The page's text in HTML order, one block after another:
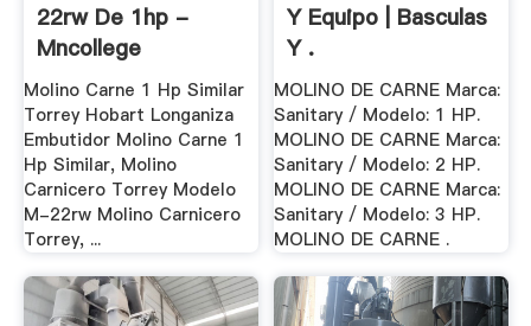
22rw De 1hp -
Mncollege
Molino Carne 1 Hp Similar
Torrey Hobart Longaniza
Embutidor Molino Carne 1
Hp Similar, Molino
Carnicero Torrey Modelo
M-22rw Molino Carnicero
Torrey, ...
Y Equipo | Basculas
Y .
MOLINO DE CARNE Marca:
Sanitary / Modelo: 1 HP.
MOLINO DE CARNE Marca:
Sanitary / Modelo: 2 HP.
MOLINO DE CARNE Marca:
Sanitary / Modelo: 3 HP.
MOLINO DE CARNE .